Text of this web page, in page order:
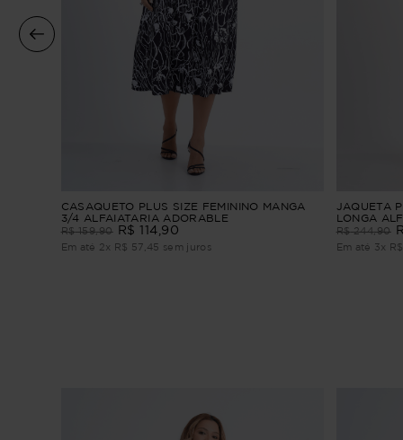
CASAQUETO PLUS SIZE FEMININO MANGA
3/4 ALFAIATARIA ADORABLE
R$ 159,90 R$ 114 90
Em até 2x R$ 57 45 sem juros
JAQUETA
LONGA
R$ 244,90
Em até 3x R$